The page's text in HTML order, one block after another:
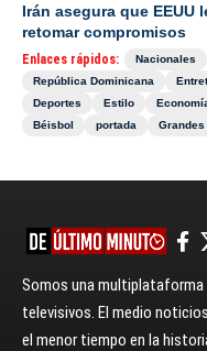
Irán asegura que
retomar compromisos
Enlaces rápidos: Nacionales
República Dominicana
Deportes
Estilo
Béisbol
portada Grandes
Somos una
televisivos. El medio
el menor tiempo en la